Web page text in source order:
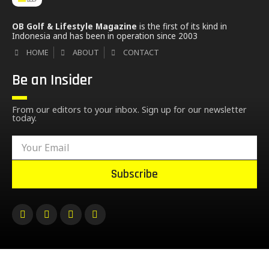
OB Golf & Lifestyle Magazine is the first of its kind in
Indonesia and has been in operation since 2003
HOME ABOUT CONTACT
Be an Insider
From our editors to your inbox. Sign up for our newsletter
today.
Subscribe